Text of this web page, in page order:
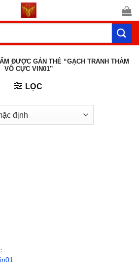
ĐƯỢC GẮN THẺ “GẠCH TRANH THẢM
VÔ CỰC VIN01”
LỌC